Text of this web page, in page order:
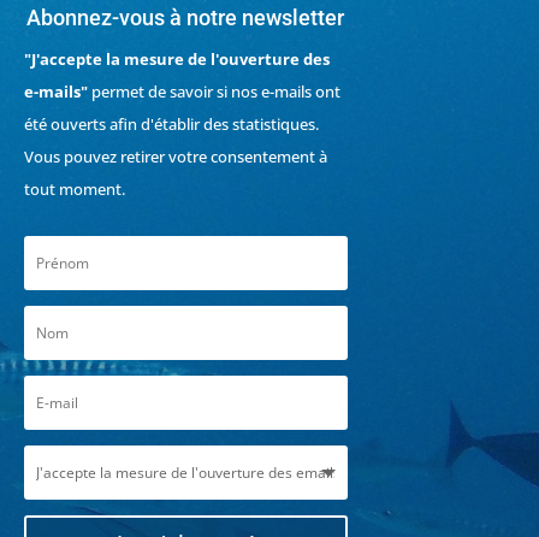
Abonnez-vous à notre newsletter
"J'accepte la mesure de l'ouverture des
e-mails"permet de savoir si nos e-mails ont
été ouverts afin d'établir des statistiques.
Vous pouvez retirer votre consentement à
tout moment.